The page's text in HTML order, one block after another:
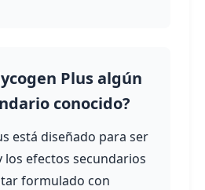
Plus algún
conocido?
está diseñado para ser
los efectos secundarios
formulado con